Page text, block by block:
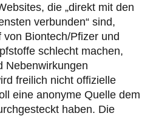
die „direkt mit den
verbunden“ sind,
Biontech/Pfizer und
schlecht machen,
Nebenwirkungen
freilich nicht offizielle
eine anonyme Quelle dem
haben. Die